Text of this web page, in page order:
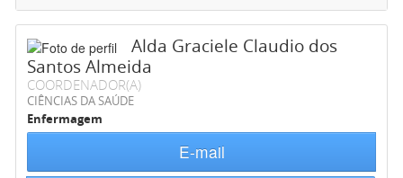
Alda Graciele Claudio dos
Santos Almeida
COORDENADOR(A)
CIÊNCIAS DA SAÚDE
Enfermagem
E-mail